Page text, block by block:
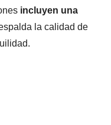
incluyen una
la calidad de